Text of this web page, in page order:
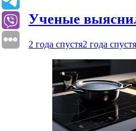
Ученые
2 года спустя2 года спустя